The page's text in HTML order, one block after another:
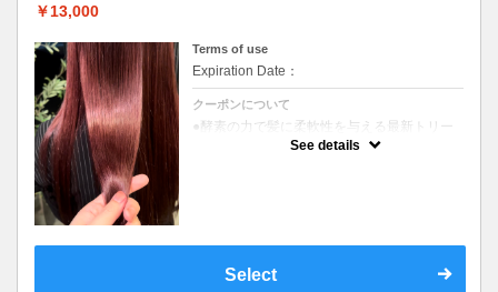
￥13,000
Terms of use
Expiration Date：
クーポンについて
●酵素の力で髪に柔軟性を与える最新トリー
トメント●ＳＢ込●長さ料金あり《こちらのク
ーポンご利用のお客様のみ》オリジナル酵素
See details
Select